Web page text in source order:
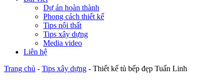
Dự án hoàn thành
Phong cách thiết kế
Tips nội thất
Tips xây dựng
Media video
Liên hệ
Trang chủ - Tips xây dựng - Thiết kế tủ bếp đẹp Tuấn Linh